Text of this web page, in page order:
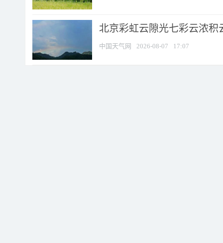
北京彩虹云隙光七彩云浓积
中国天气网 2026-08-07 17:07